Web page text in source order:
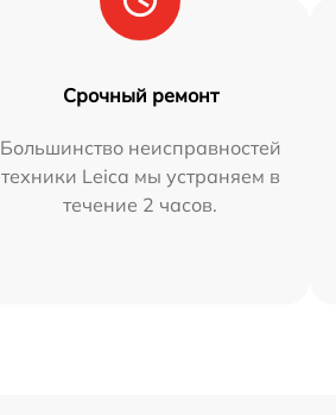
Срочный ремонт
Большинство неисправностей
техники Leica мы устраняем в
течение 2 часов.